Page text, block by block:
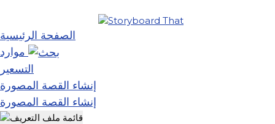
الصفحة الرئيسية
موارد
التسعير
إنشاء القصة المصورة
إنشاء القصة المصورة